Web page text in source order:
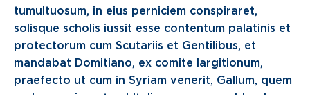
tumultuosum, in eius perniciem conspiraret,
solisque scholis iussit esse contentum palatinis et
protectorum cum Scutariis et Gentilibus, et
mandabat Domitiano, ex comite largitionum,
praefecto ut cum in Syriam venerit, Gallum, quem